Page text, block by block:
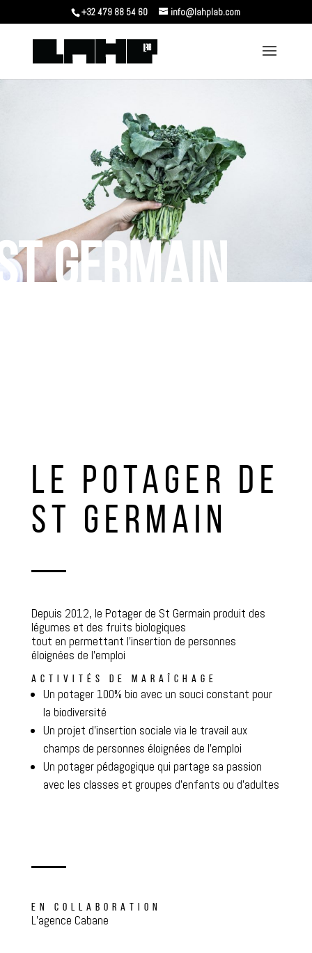
+32 479 88 54 60 info@lahplab.com
GERMAIN
LE POTAGER DE
ST GERMAIN
Depuis 2012, le Potager de St Germain produit des
légumes et des fruits biologiques
tout en permettant l’insertion de personnes
éloignées de l’emploi
ACTIVITÉS DE MARAÎCHAGE
Un potager 100% bio avec un souci constant pour
la biodiversité
Un projet d’insertion sociale via le travail aux
champs de personnes éloignées de l’emploi
Un potager pédagogique qui partage sa passion
avec les classes et groupes d’enfants ou d’adultes
EN COLLABORATION
L’agence Cabane